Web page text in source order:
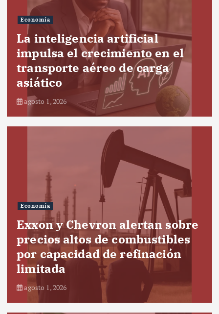
Economía
La inteligencia artificial
impulsa el crecimiento en el
transporte aéreo de carga
asiático
agosto 1, 2026
Economía
Exxon y Chevron alertan sobre
precios altos de combustibles
por capacidad de refinación
limitada
agosto 1, 2026